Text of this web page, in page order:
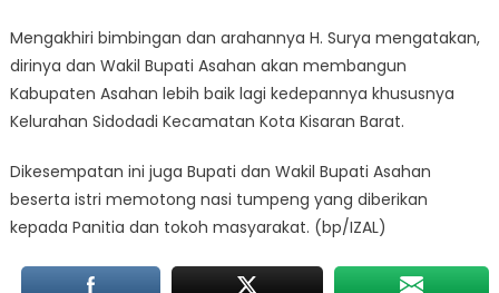
Mengakhiri bimbingan dan arahannya H. Surya mengatakan,
dirinya dan Wakil Bupati Asahan akan membangun
Kabupaten Asahan lebih baik lagi kedepannya khususnya
Kelurahan Sidodadi Kecamatan Kota Kisaran Barat.
Dikesempatan ini juga Bupati dan Wakil Bupati Asahan
beserta istri memotong nasi tumpeng yang diberikan
kepada Panitia dan tokoh masyarakat. (bp/IZAL)